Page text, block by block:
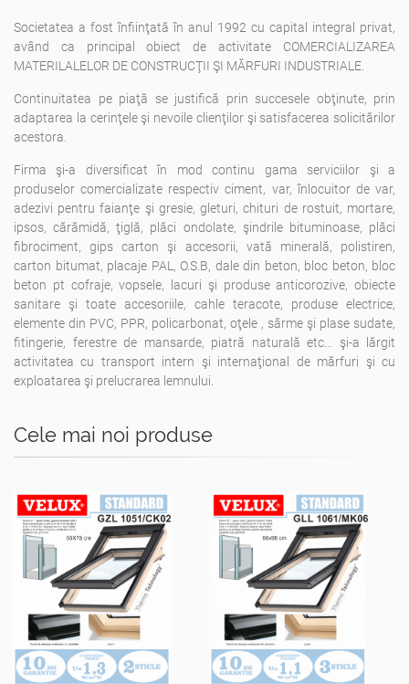
Societatea a fost înfiinţată în anul 1992 cu capital integral privat,
având ca principal obiect de activitate COMERCIALIZAREA
MATERILALELOR DE CONSTRUCŢII ŞI MĂRFURI INDUSTRIALE.
Continuitatea pe piaţă se justifică prin succesele obţinute, prin
adaptarea la cerinţele şi nevoile clienţilor şi satisfacerea solicitărilor
acestora.
Firma şi-a diversificat în mod continu gama serviciilor şi a
produselor comercializate respectiv ciment, var, înlocuitor de var,
adezivi pentru faianţe şi gresie, gleturi, chituri de rostuit, mortare,
ipsos, cărămidă, ţiglă, plăci ondolate, şindrile bituminoase, plăci
fibrociment, gips carton şi accesorii, vată minerală, polistiren,
carton bitumat, placaje PAL, O.S.B, dale din beton, bloc beton, bloc
beton pt cofraje, vopsele, lacuri şi produse anticorozive, obiecte
sanitare şi toate accesoriile, cahle teracote, produse electrice,
elemente din PVC, PPR, policarbonat, oţele , sârme şi plase sudate,
fitingerie, ferestre de mansarde, piatră naturală etc... şi-a lărgit
activitatea cu transport intern şi internaţional de mărfuri şi cu
exploatarea şi prelucrarea lemnului.
Cele mai noi produse